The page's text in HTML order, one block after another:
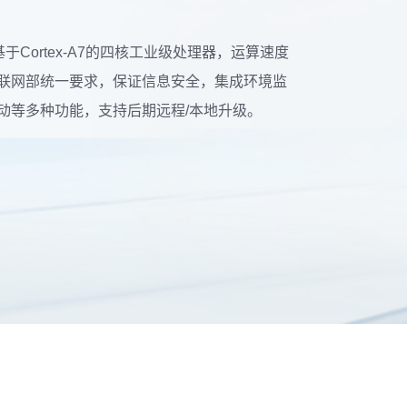
Cortex-A7的四核工业级处理器，运算速度
网部统一要求，保证信息安全，集成环境监
多种功能，支持后期远程/本地升级。